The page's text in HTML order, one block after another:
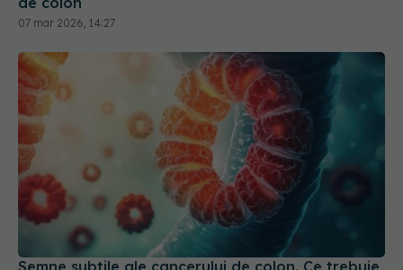
Semne subtile ale cancerului de colon. Ce trebuie
să știi
12 feb 2026, 14:56